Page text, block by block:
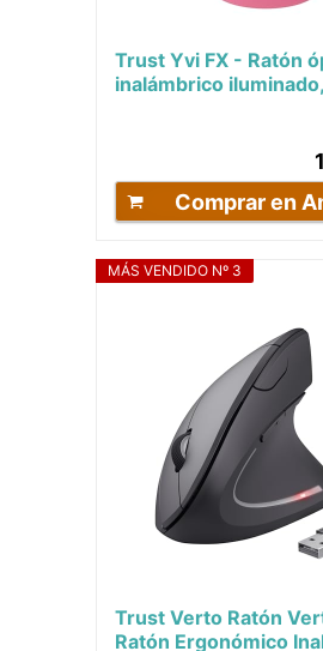
Trust Yvi FX - Ratón
inalámbrico
Comprar en
MÁS VENDIDO Nº 3
Trust Verto Ratón
Ratón Ergonómico